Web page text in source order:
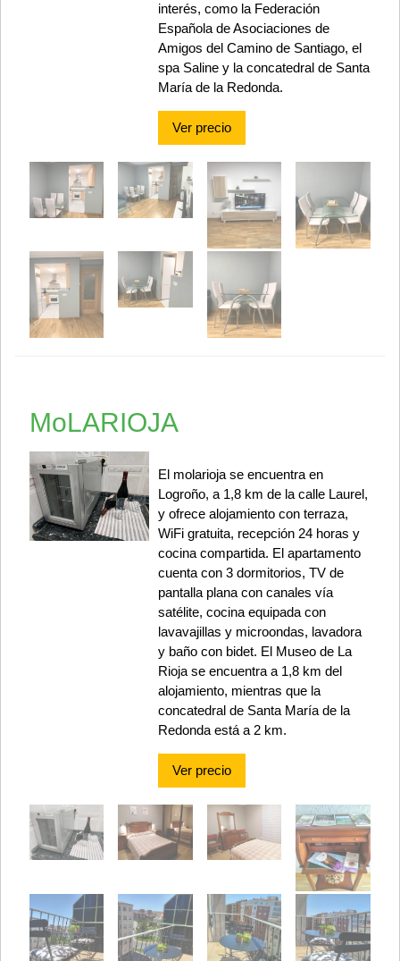
interés, como la Federación
Española de Asociaciones de
Amigos del Camino de Santiago, el
spa Saline y la concatedral de Santa
María de la Redonda.
Ver precio
MoLARIOJA
El molarioja se encuentra en
Logroño, a 1,8 km de la calle Laurel,
y ofrece alojamiento con terraza,
WiFi gratuita, recepción 24 horas y
cocina compartida. El apartamento
cuenta con 3 dormitorios, TV de
pantalla plana con canales vía
satélite, cocina equipada con
lavavajillas y microondas, lavadora
y baño con bidet. El Museo de La
Rioja se encuentra a 1,8 km del
alojamiento, mientras que la
concatedral de Santa María de la
Redonda está a 2 km.
Ver precio